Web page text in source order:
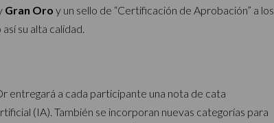
Gran Oro y un sello de “Certificación de Aprobación” a los
su alta calidad.
entregará a cada participante una nota de cata
(IA). También se incorporan nuevas categorías para